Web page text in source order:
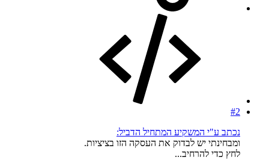
#2
נכתב ע"י המשקיע המתחיל הדביל:
ומבחינתי יש לבדוק את העסקה הזו בציציות.
לחץ כדי להרחיב...